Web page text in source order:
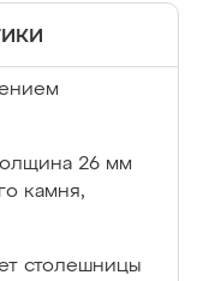
26 мм
камня,
столешницы